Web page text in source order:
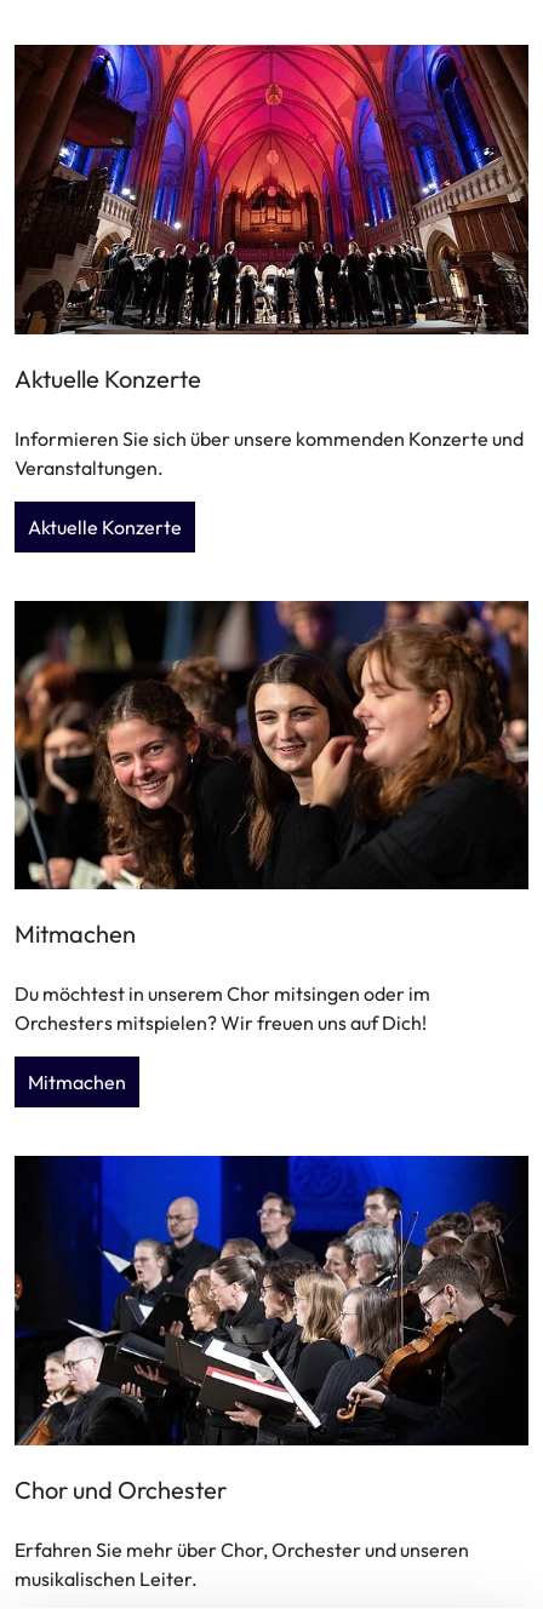
Aktuelle Konzerte
Informieren Sie sich über unsere kommenden Konzerte und
Veranstaltungen.
Aktuelle Konzerte
Mitmachen
Du möchtest in unserem Chor mitsingen oder im
Orchesters mitspielen? Wir freuen uns auf Dich!
Mitmachen
Chor und Orchester
Erfahren Sie mehr über Chor, Orchester und unseren
musikalischen Leiter.